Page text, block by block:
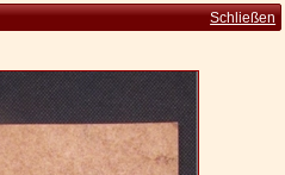
Schließen